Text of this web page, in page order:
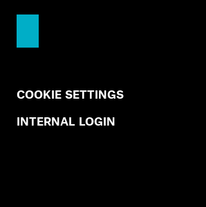
COOKIE SETTINGS
INTERNAL LOGIN